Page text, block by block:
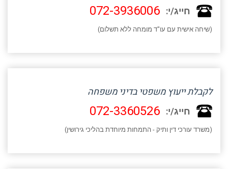
חייג/י: 072-3936006
(שיחה אישית עם עו"ד מומחה ללא תשלום)
לקבלת ייעוץ משפטי בדיני משפחה
חייג/י: 072-3360526
(משרד עורכי דין ותיק - התמחות מיוחדת בהליכי גירושין)